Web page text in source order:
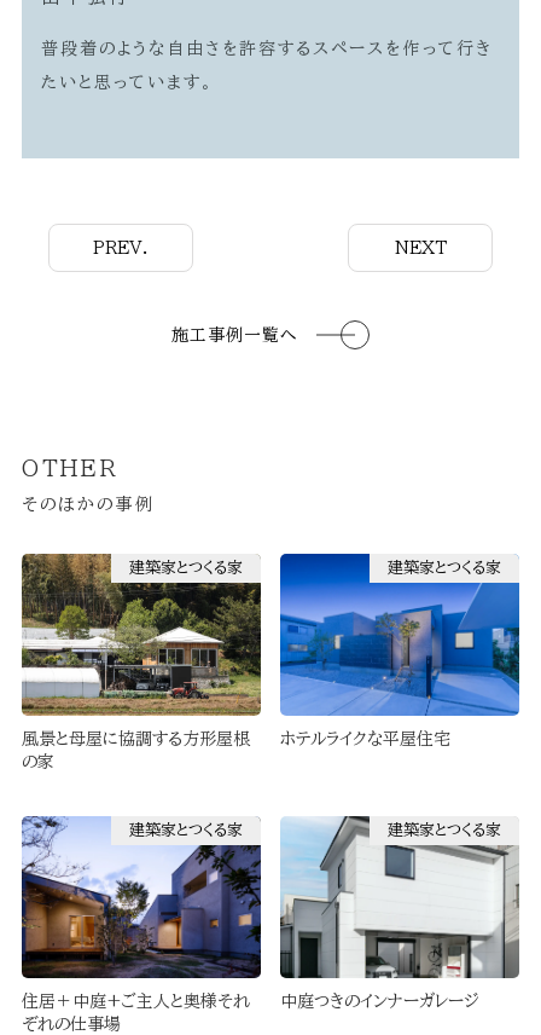
普段着のような自由さを許容するスペースを作って行き
たいと思っています。
PREV. NEXT
施工事例一覧へ
OTHER
そのほかの事例
建築家とつくる家
風景と母屋に協調する方形屋根
の家
建築家とつくる家
ホテルライクな平屋住宅
建築家とつくる家
住居＋中庭+ご主人と奥様それ
ぞれの仕事場
建築家とつくる家
中庭つきのインナーガレージ